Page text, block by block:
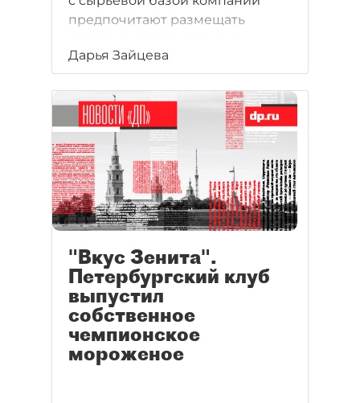
предпочитают размещать
и за границей.
Дарья Зайцева
"Вкус Зенита".
Петербургский клуб
выпустил
собственное
чемпионское
мороженое